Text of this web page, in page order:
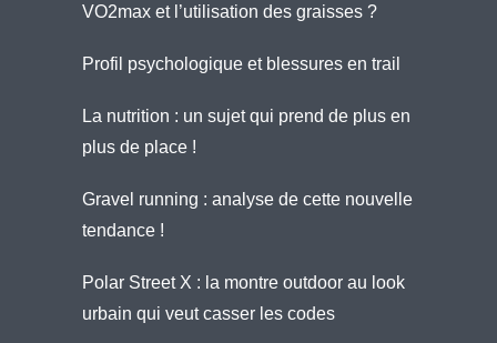
VO2max et l’utilisation des graisses ?
Profil psychologique et blessures en trail
La nutrition : un sujet qui prend de plus en
plus de place !
Gravel running : analyse de cette nouvelle
tendance !
Polar Street X : la montre outdoor au look
urbain qui veut casser les codes